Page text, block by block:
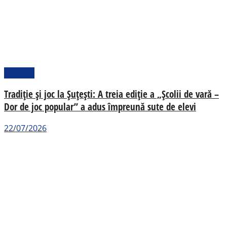
Tradiție și joc la Șuțești: A treia ediție a „Școlii de vară –
Dor de joc popular” a adus împreună sute de elevi
22/07/2026